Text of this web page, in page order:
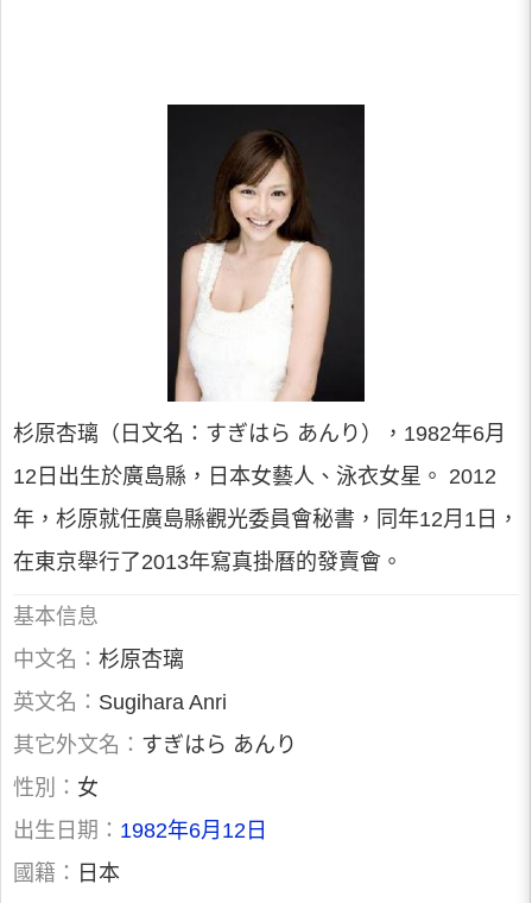
杉原杏璃（日文名：すぎはら あんり），1982年6月
12日出生於廣島縣，日本女藝人、泳衣女星。 2012
年，杉原就任廣島縣觀光委員會秘書，同年12月1日，
在東京舉行了2013年寫真掛曆的發賣會。
基本信息
中文名： 杉原杏璃
英文名： Sugihara Anri
其它外文名： すぎはら あんり
性別： 女
出生日期： 1982年6月12日
國籍： 日本